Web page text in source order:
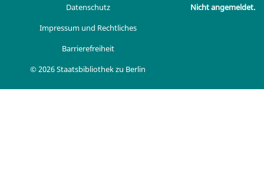
Datenschutz
Impressum und Rechtliches
Barrierefreiheit
© 2026 Staatsbibliothek zu Berlin
Nicht angemeldet.